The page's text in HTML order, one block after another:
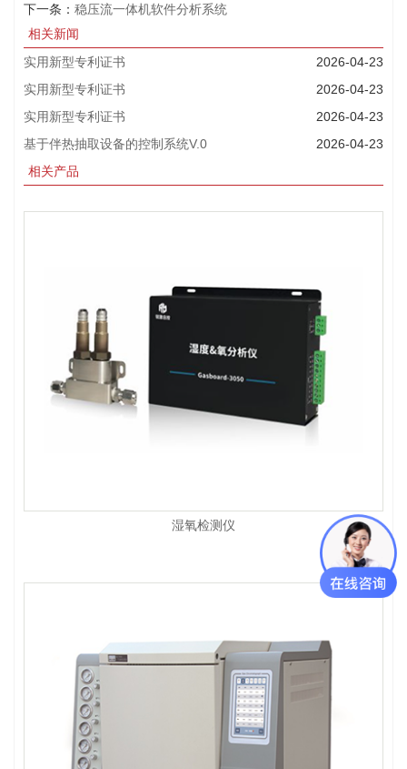
下一条： 稳压流一体机软件分析系统
相关新闻
实用新型专利证书
2026-04-23
实用新型专利证书
2026-04-23
实用新型专利证书
2026-04-23
基于伴热抽取设备的控制系统V.0
2026-04-23
相关产品
湿氧检测仪